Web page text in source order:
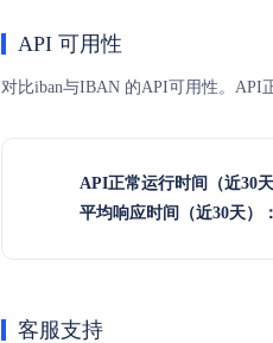
API 可用性
对比iban与IBAN 的API可用性。API
API正常运行时间（近30
平均响应时间（近30天）
客服支持